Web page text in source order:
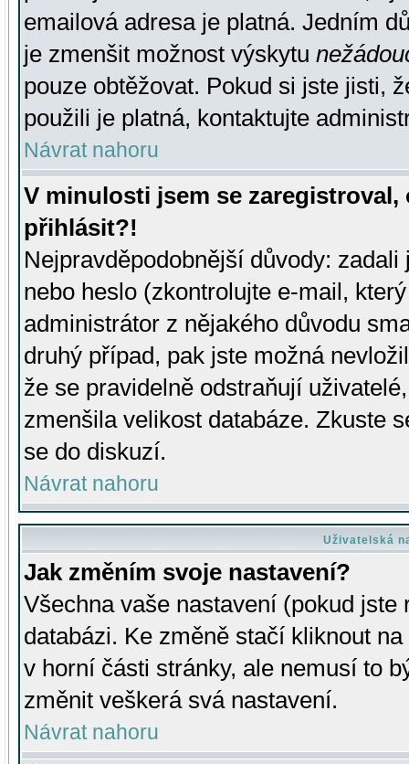
emailová adresa je platná. Jedním
je zmenšit možnost výskytu
pouze obtěžovat. Pokud si jste jisti,
použili je platná, kontaktujte
Návrat nahoru
V minulosti jsem se
přihlásit?!
Nejpravděpodobnější důvody:
nebo heslo (zkontrolujte e-mail,
administrátor z nějakého důvodu
druhý případ, pak jste možná
že se pravidelně odstraňují
zmenšila velikost databáze. Zkuste
se do diskuzí.
Návrat nahoru
Uživatelská
Jak změním svoje nastavení?
Všechna vaše nastavení (pokud
databázi. Ke změně stačí kliknout
v horní části stránky, ale nemusí to
změnit veškerá svá nastavení.
Návrat nahoru